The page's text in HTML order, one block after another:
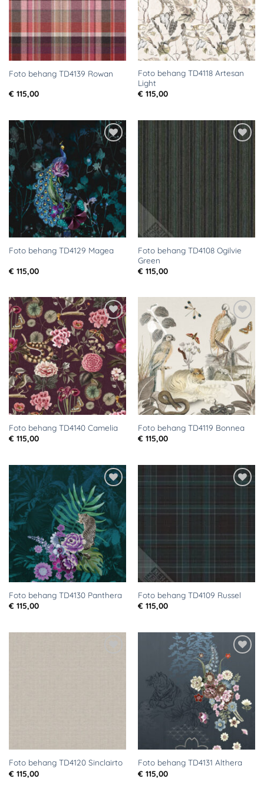
Foto behang TD4139 Rowan
€ 115,00
Foto behang TD4118 Artesan
Light
€ 115,00
Toevoegen
aan
verlanglijst
Foto behang TD4129 Magea
€ 115,00
Foto behang TD4108 Ogilvie
Green
€ 115,00
Toevoegen
aan
verlanglijst
Foto behang TD4140 Camelia
€ 115,00
Toevoegen
aan
verlanglijst
Foto behang TD4119 Bonnea
€ 115,00
Toevoegen
aan
verlanglijst
Foto behang TD4130 Panthera
€ 115,00
verlanglijst
Foto behang TD4109 Russel
€ 115,00
Foto behang TD4120 Sinclairto
€ 115,00
Toevoegen
aan
verlanglijst
Foto behang TD4131 Althera
€ 115,00